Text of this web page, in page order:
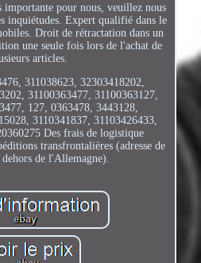
importante pour nous, veuillez nous
inquiétudes. Expert qualifié dans le
Droit de rétractation dans un
une seule fois lors de l'achat de
articles.
311038623, 32303418202,
31100363477, 31100363127,
127, 0363478, 3443128,
3110341837, 31103426433,
Des frais de logistique
transfrontalières (adresse de
de l'Allemagne).